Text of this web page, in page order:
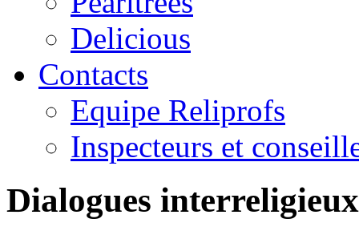
Delicious
Contacts
Equipe Reliprofs
Inspecteurs et
Dialogues